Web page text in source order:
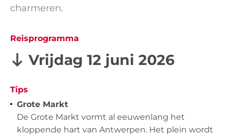
charmeren.
Reisprogramma
Vrijdag 12 juni 2026
Tips
Grote Markt
De Grote Markt vormt al eeuwenlang het
kloppende hart van Antwerpen. Het plein wordt